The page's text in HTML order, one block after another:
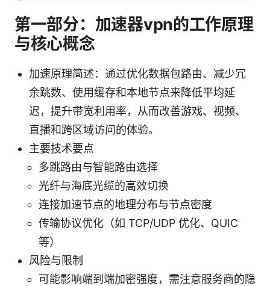
第一部分：加速器vpn的工作原理
与核心概念
加速原理简述：通过优化数据包路由、减少冗
余跳数、使用缓存和本地节点来降低平均延
迟，提升带宽利用率，从而改善游戏、视频、
直播和跨区域访问的体验。
主要技术要点
多跳路由与智能路由选择
光纤与海底光缆的高效切换
连接加速节点的地理分布与节点密度
传输协议优化（如 TCP/UDP 优化、QUIC
等）
风险与限制
可能影响端到端加密强度，需注意服务商的隐